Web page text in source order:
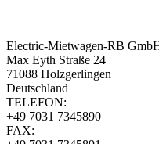
Electric-Mietwagen-RB
Max Eyth Straße 24
71088 Holzgerlingen
Deutschland
TELEFON:
+49 7031 7345890
FAX: